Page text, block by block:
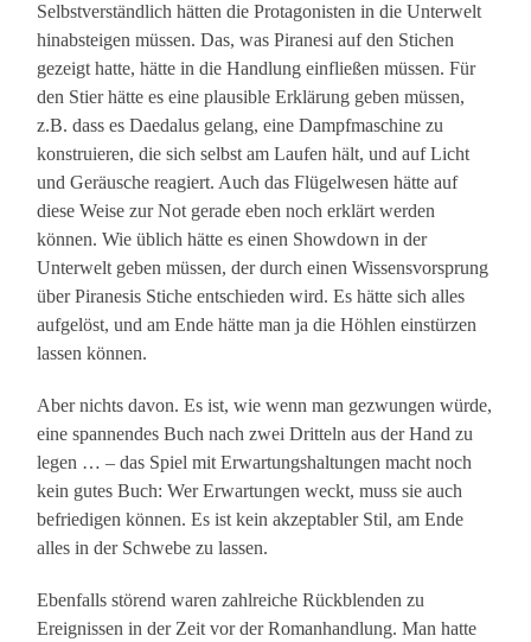
Selbstverständlich hätten die Protagonisten in die Unterwelt
hinabsteigen müssen. Das, was Piranesi auf den Stichen
gezeigt hatte, hätte in die Handlung einfließen müssen. Für
den Stier hätte es eine plausible Erklärung geben müssen,
z.B. dass es Daedalus gelang, eine Dampfmaschine zu
konstruieren, die sich selbst am Laufen hält, und auf Licht
und Geräusche reagiert. Auch das Flügelwesen hätte auf
diese Weise zur Not gerade eben noch erklärt werden
können. Wie üblich hätte es einen Showdown in der
Unterwelt geben müssen, der durch einen Wissensvorsprung
über Piranesis Stiche entschieden wird. Es hätte sich alles
aufgelöst, und am Ende hätte man ja die Höhlen einstürzen
lassen können.
Aber nichts davon. Es ist, wie wenn man gezwungen würde,
eine spannendes Buch nach zwei Dritteln aus der Hand zu
legen … – das Spiel mit Erwartungshaltungen macht noch
kein gutes Buch: Wer Erwartungen weckt, muss sie auch
befriedigen können. Es ist kein akzeptabler Stil, am Ende
alles in der Schwebe zu lassen.
Ebenfalls störend waren zahlreiche Rückblenden zu
Ereignissen in der Zeit vor der Romanhandlung. Man hatte